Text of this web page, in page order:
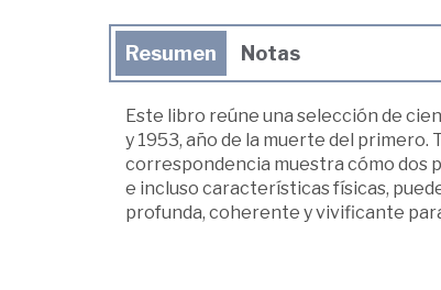
Resumen Notas
Este libro reúne una selección de
y 1953, año de la muerte del
correspondencia muestra cómo dos
e incluso características físicas,
profunda, coherente y vivificante